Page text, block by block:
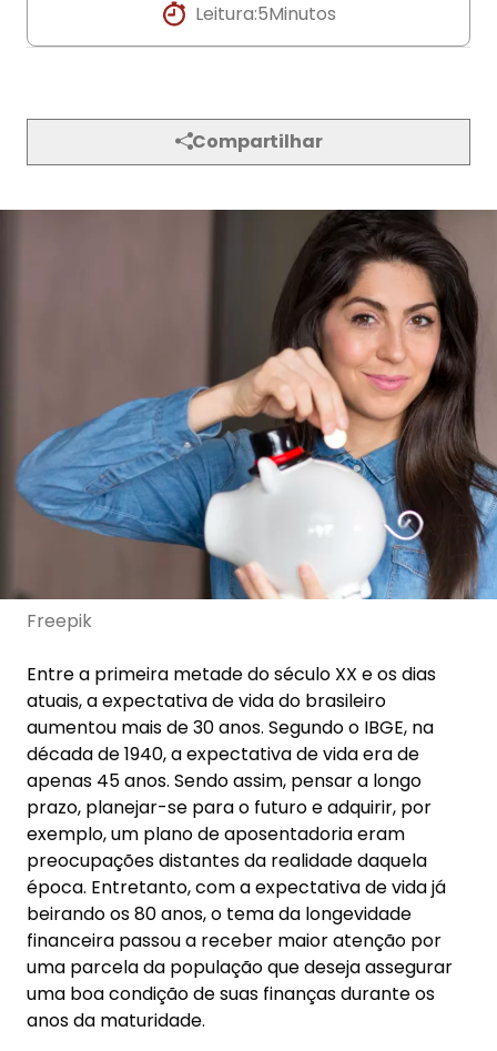
Leitura:5Minutos
Compartilhar
Freepik
Entre a primeira metade do século XX e os dias
atuais, a expectativa de vida do brasileiro
aumentou mais de 30 anos. Segundo o IBGE, na
década de 1940, a expectativa de vida era de
apenas 45 anos. Sendo assim, pensar a longo
prazo, planejar-se para o futuro e adquirir, por
exemplo, um plano de aposentadoria eram
preocupações distantes da realidade daquela
época. Entretanto, com a expectativa de vida já
beirando os 80 anos, o tema da longevidade
financeira passou a receber maior atenção por
uma parcela da população que deseja assegurar
uma boa condição de suas finanças durante os
anos da maturidade.